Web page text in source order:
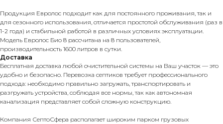
Продукция Евролос подходит как для постоянного проживания, так и
для сезонного использования, отличается простотой обслуживания (раз в
1-2 года) и стабильной работой в различных условиях эксплуатации.
Модель Евролос Био 8 рассчитана на 8 пользователей,
производительность 1600 литров в сутки.
Доставка
Бесплатная доставка любой очистительной системы на Ваш участок — это
удобно и безопасно. Перевозка септиков требует профессионального
подхода: необходимо правильно загружать, транспортировать и
разгружать устройства, соблюдая все нормы, так как автономная
канализация представляет собой сложную конструкцию.
Компания СептоСфера располагает широким парком грузовых